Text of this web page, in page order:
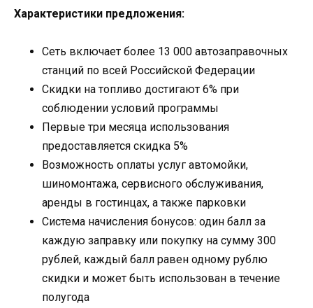
Характеристики предложения:
Сеть включает более 13 000 автозаправочных
станций по всей Российской Федерации
Скидки на топливо достигают 6% при
соблюдении условий программы
Первые три месяца использования
предоставляется скидка 5%
Возможность оплаты услуг автомойки,
шиномонтажа, сервисного обслуживания,
аренды в гостинцах, а также парковки
Система начисления бонусов: один балл за
каждую заправку или покупку на сумму 300
рублей, каждый балл равен одному рублю
скидки и может быть использован в течение
полугода